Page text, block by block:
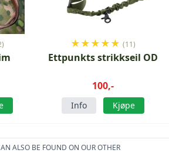
★★★★★ (11)
Ettpunkts strikkseil OD
100,-
Info Kjøpe
ALSO BE FOUND ON OUR OTHER